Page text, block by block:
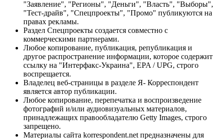
"Заявление", "Регионы", "Деньги", "Власть", "Выборы",
"Тест-драйв", "Спецпроекты", "Промо" публикуются на
правах рекламы.
Раздел Спецпроекты создается совместно с
коммерческими партнерами.
Любое копирование, публикация, републикация и
другое распространение информации, которое содержит
ссылку на "Интерфакс-Украина", EPA / UPG, строго
воспрещается.
Владелец веб-страницы в разделе Я- Корреспондент
является автор публикации.
Любое копирование, перепечатка и воспроизведение
фотографий и/или аудиовизуальных материалов,
принадлежащих правообладателю Getty Images, строго
запрещено.
Материалы сайта korrespondent.net предназначены для